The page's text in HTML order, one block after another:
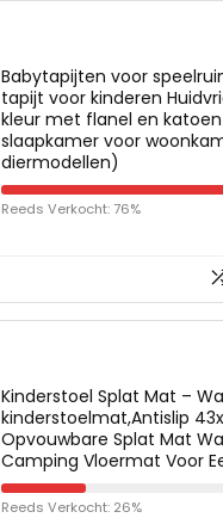
Babytapijten voor
tapijt voor kinderen
kleur met flanel en
slaapkamer voor
diermodellen)
Reeds Verkocht: 76%
Kinderstoel Splat Mat –
kinderstoelmat,Antislip
Opvouwbare Splat Mat
Camping Vloermat Voor
Reeds Verkocht: 26%